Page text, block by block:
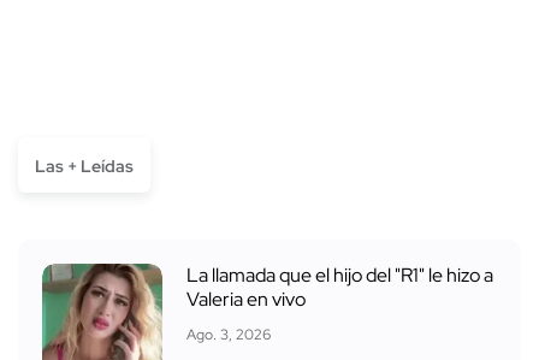
Las + Leídas
La llamada que el hijo del "R1" le hizo a
Valeria en vivo
Ago. 3, 2026